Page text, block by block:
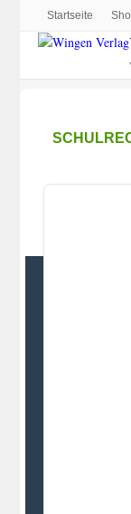
Startseite